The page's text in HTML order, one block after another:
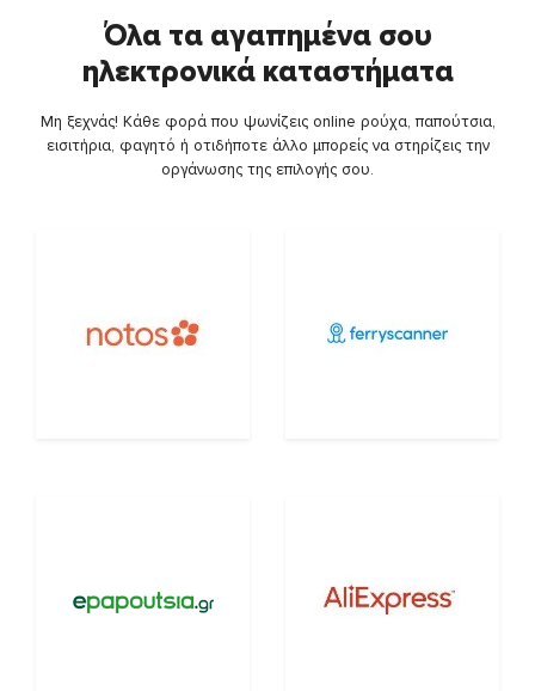
Όλα τα αγαπημένα σου
ηλεκτρονικά καταστήματα
Μη ξεχνάς! Κάθε φορά που ψωνίζεις online ρούχα, παπούτσια,
εισιτήρια, φαγητό ή οτιδήποτε άλλο μπορείς να στηρίζεις την
οργάνωσης της επιλογής σου.